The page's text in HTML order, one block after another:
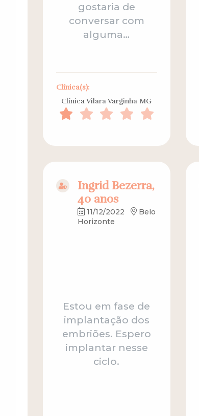
gostaria de
conversar com
alguma…
Clínica(s):
Clínica Vilara Varginha MG
Ingrid Bezerra,
40 anos
11/12/2022
Belo
Horizonte
Estou em fase de
implantação dos
embriões. Espero
implantar nesse
ciclo.